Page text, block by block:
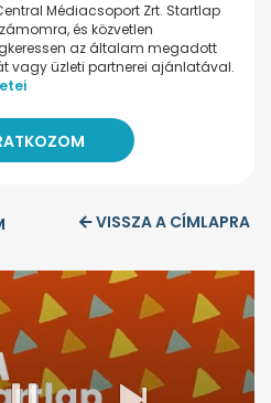
Médiacsoport Zrt. Startlap
és közvetlen
az általam megadott
vagy üzleti partnerei ajánlatával.
VISSZA A CÍMLAPRA